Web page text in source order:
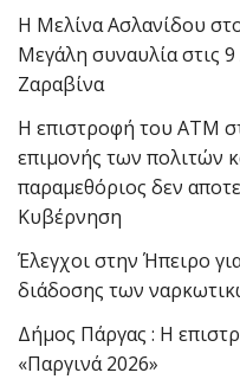
Η Μελίνα Ασλανίδου
Μεγάλη συναυλία στις
Ζαραβίνα
Η επιστροφή του ΑΤΜ
επιμονής των πολιτών
παραμεθόριος δεν
Κυβέρνηση
Έλεγχοι στην Ήπειρο
διάδοσης των
Δήμος Πάργας : Η
«Παργινά 2026»